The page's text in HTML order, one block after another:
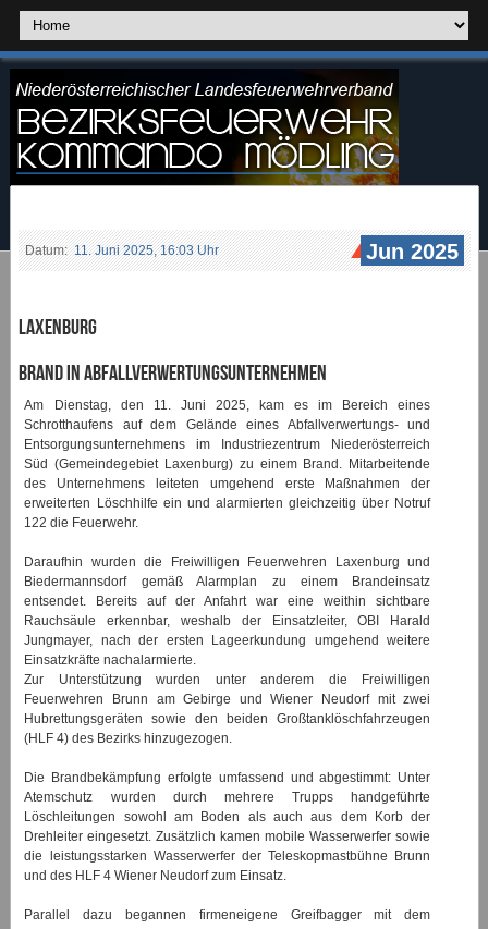
Datum: 11. Juni 2025, 16:03 Uhr Jun 2025
Laxenburg
Brand in Abfallverwertungsunternehmen
Am Dienstag, den 11. Juni 2025, kam es im Bereich eines
Schrotthaufens auf dem Gelände eines Abfallverwertungs- und
Entsorgungsunternehmens im Industriezentrum Niederösterreich
Süd (Gemeindegebiet Laxenburg) zu einem Brand. Mitarbeitende
des Unternehmens leiteten umgehend erste Maßnahmen der
erweiterten Löschhilfe ein und alarmierten gleichzeitig über Notruf
122 die Feuerwehr.
Daraufhin wurden die Freiwilligen Feuerwehren Laxenburg und
Biedermannsdorf gemäß Alarmplan zu einem Brandeinsatz
entsendet. Bereits auf der Anfahrt war eine weithin sichtbare
Rauchsäule erkennbar, weshalb der Einsatzleiter, OBI Harald
Jungmayer, nach der ersten Lageerkundung umgehend weitere
Einsatzkräfte nachalarmierte.
Zur Unterstützung wurden unter anderem die Freiwilligen
Feuerwehren Brunn am Gebirge und Wiener Neudorf mit zwei
Hubrettungsgeräten sowie den beiden Großtanklöschfahrzeugen
(HLF 4) des Bezirks hinzugezogen.
Die Brandbekämpfung erfolgte umfassend und abgestimmt: Unter
Atemschutz wurden durch mehrere Trupps handgeführte
Löschleitungen sowohl am Boden als auch aus dem Korb der
Drehleiter eingesetzt. Zusätzlich kamen mobile Wasserwerfer sowie
die leistungsstarken Wasserwerfer der Teleskopmastbühne Brunn
und des HLF 4 Wiener Neudorf zum Einsatz.
Parallel dazu begannen firmeneigene Greifbagger mit dem